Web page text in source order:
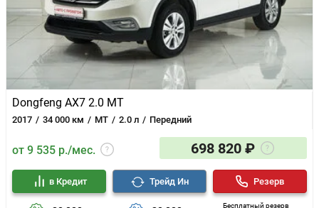
Dongfeng AX7 2.0 MT
2017 34 000 км MT 2.0 л Передний
от 9 535 р./мес. 698 820 ₽
в Кредит Трейд Ин
Бесплатный резерв
Резерв